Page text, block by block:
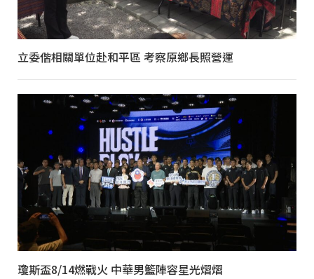
立委偕相關單位赴和平區 考察原鄉長照營運
瓊斯盃8/14燃戰火 中華男籃陣容星光熠熠